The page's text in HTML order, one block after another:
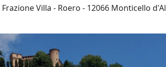
Villa - Roero - 12066 Monticello